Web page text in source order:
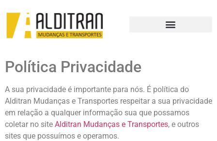
Política Privacidade
A sua privacidade é importante para nós. É política do
Alditran Mudanças e Transportes respeitar a sua privacidade
em relação a qualquer informação sua que possamos
coletar no site Alditran Mudanças e Transportes, e outros
sites que possuímos e operamos.